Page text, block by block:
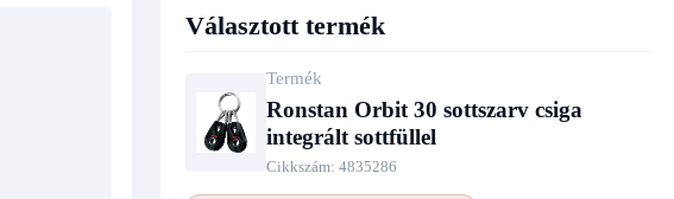
Választott termék
Termék
Ronstan Orbit 30 sottszarv csiga
integrált sottfüllel
Cikkszám:4835286